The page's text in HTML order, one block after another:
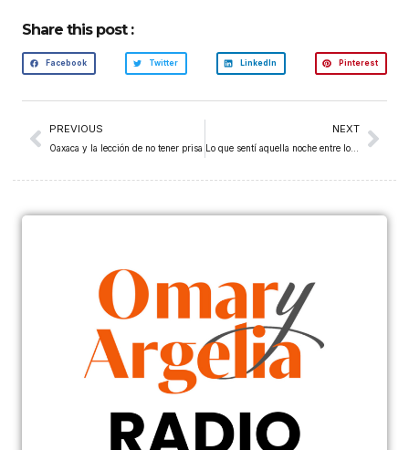
Share this post :
Facebook Twitter LinkedIn Pinterest
PREVIOUS
Oaxaca y la lección de no tener prisa
NEXT
Lo que sentí aquella noche entre los vivos y los muertos